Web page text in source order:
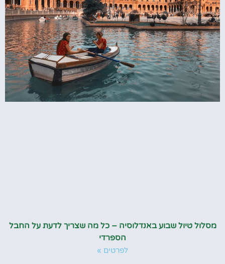
מסלול טיול שבוע באנדלוסיה – כל מה שצריך לדעת על החבל
הספרדי
לפרטים »